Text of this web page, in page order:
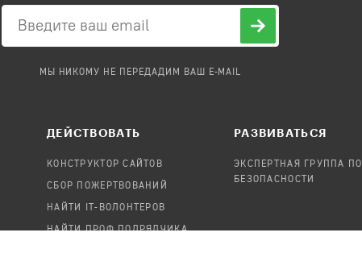
МЫ НИКОМУ НЕ ПЕРЕДАДИМ ВАШ E-MAIL
ДЕЙСТВОВАТЬ
КОНСТРУКТОР САЙТОВ
СБОР ПОЖЕРТВОВАНИЙ
НАЙТИ IT-ВОЛОНТЕРОВ
НАЙТИ ПРОФ.ПОДРЯДЧИКА
РАЗВИВАТЬСЯ
ЭКСПЕРТНАЯ ГРУППА ПО
БЕЗОПАСНОСТИ